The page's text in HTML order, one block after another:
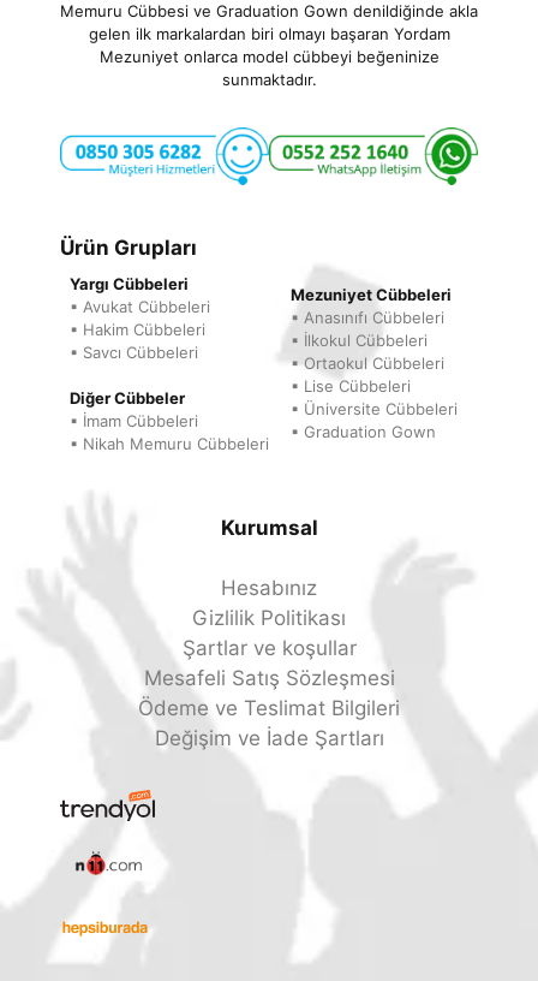
Memuru Cübbesi ve Graduation Gown denildiğinde akla
gelen ilk markalardan biri olmayı başaran Yordam
Mezuniyet onlarca model cübbeyi beğeninize
sunmaktadır.
Ürün Grupları
Yargı Cübbeleri
▪ Avukat Cübbeleri
▪ Hakim Cübbeleri
▪ Savcı Cübbeleri
Diğer Cübbeler
▪ İmam Cübbeleri
▪ Nikah Memuru Cübbeleri
Mezuniyet Cübbeleri
▪ Anasınıfı Cübbeleri
▪ İlkokul Cübbeleri
▪ Ortaokul Cübbeleri
▪ Lise Cübbeleri
▪ Üniversite Cübbeleri
▪ Graduation Gown
Kurumsal
Hesabınız
Gizlilik Politikası
Şartlar ve koşullar
Mesafeli Satış Sözleşmesi
Ödeme ve Teslimat Bilgileri
Değişim ve İade Şartları